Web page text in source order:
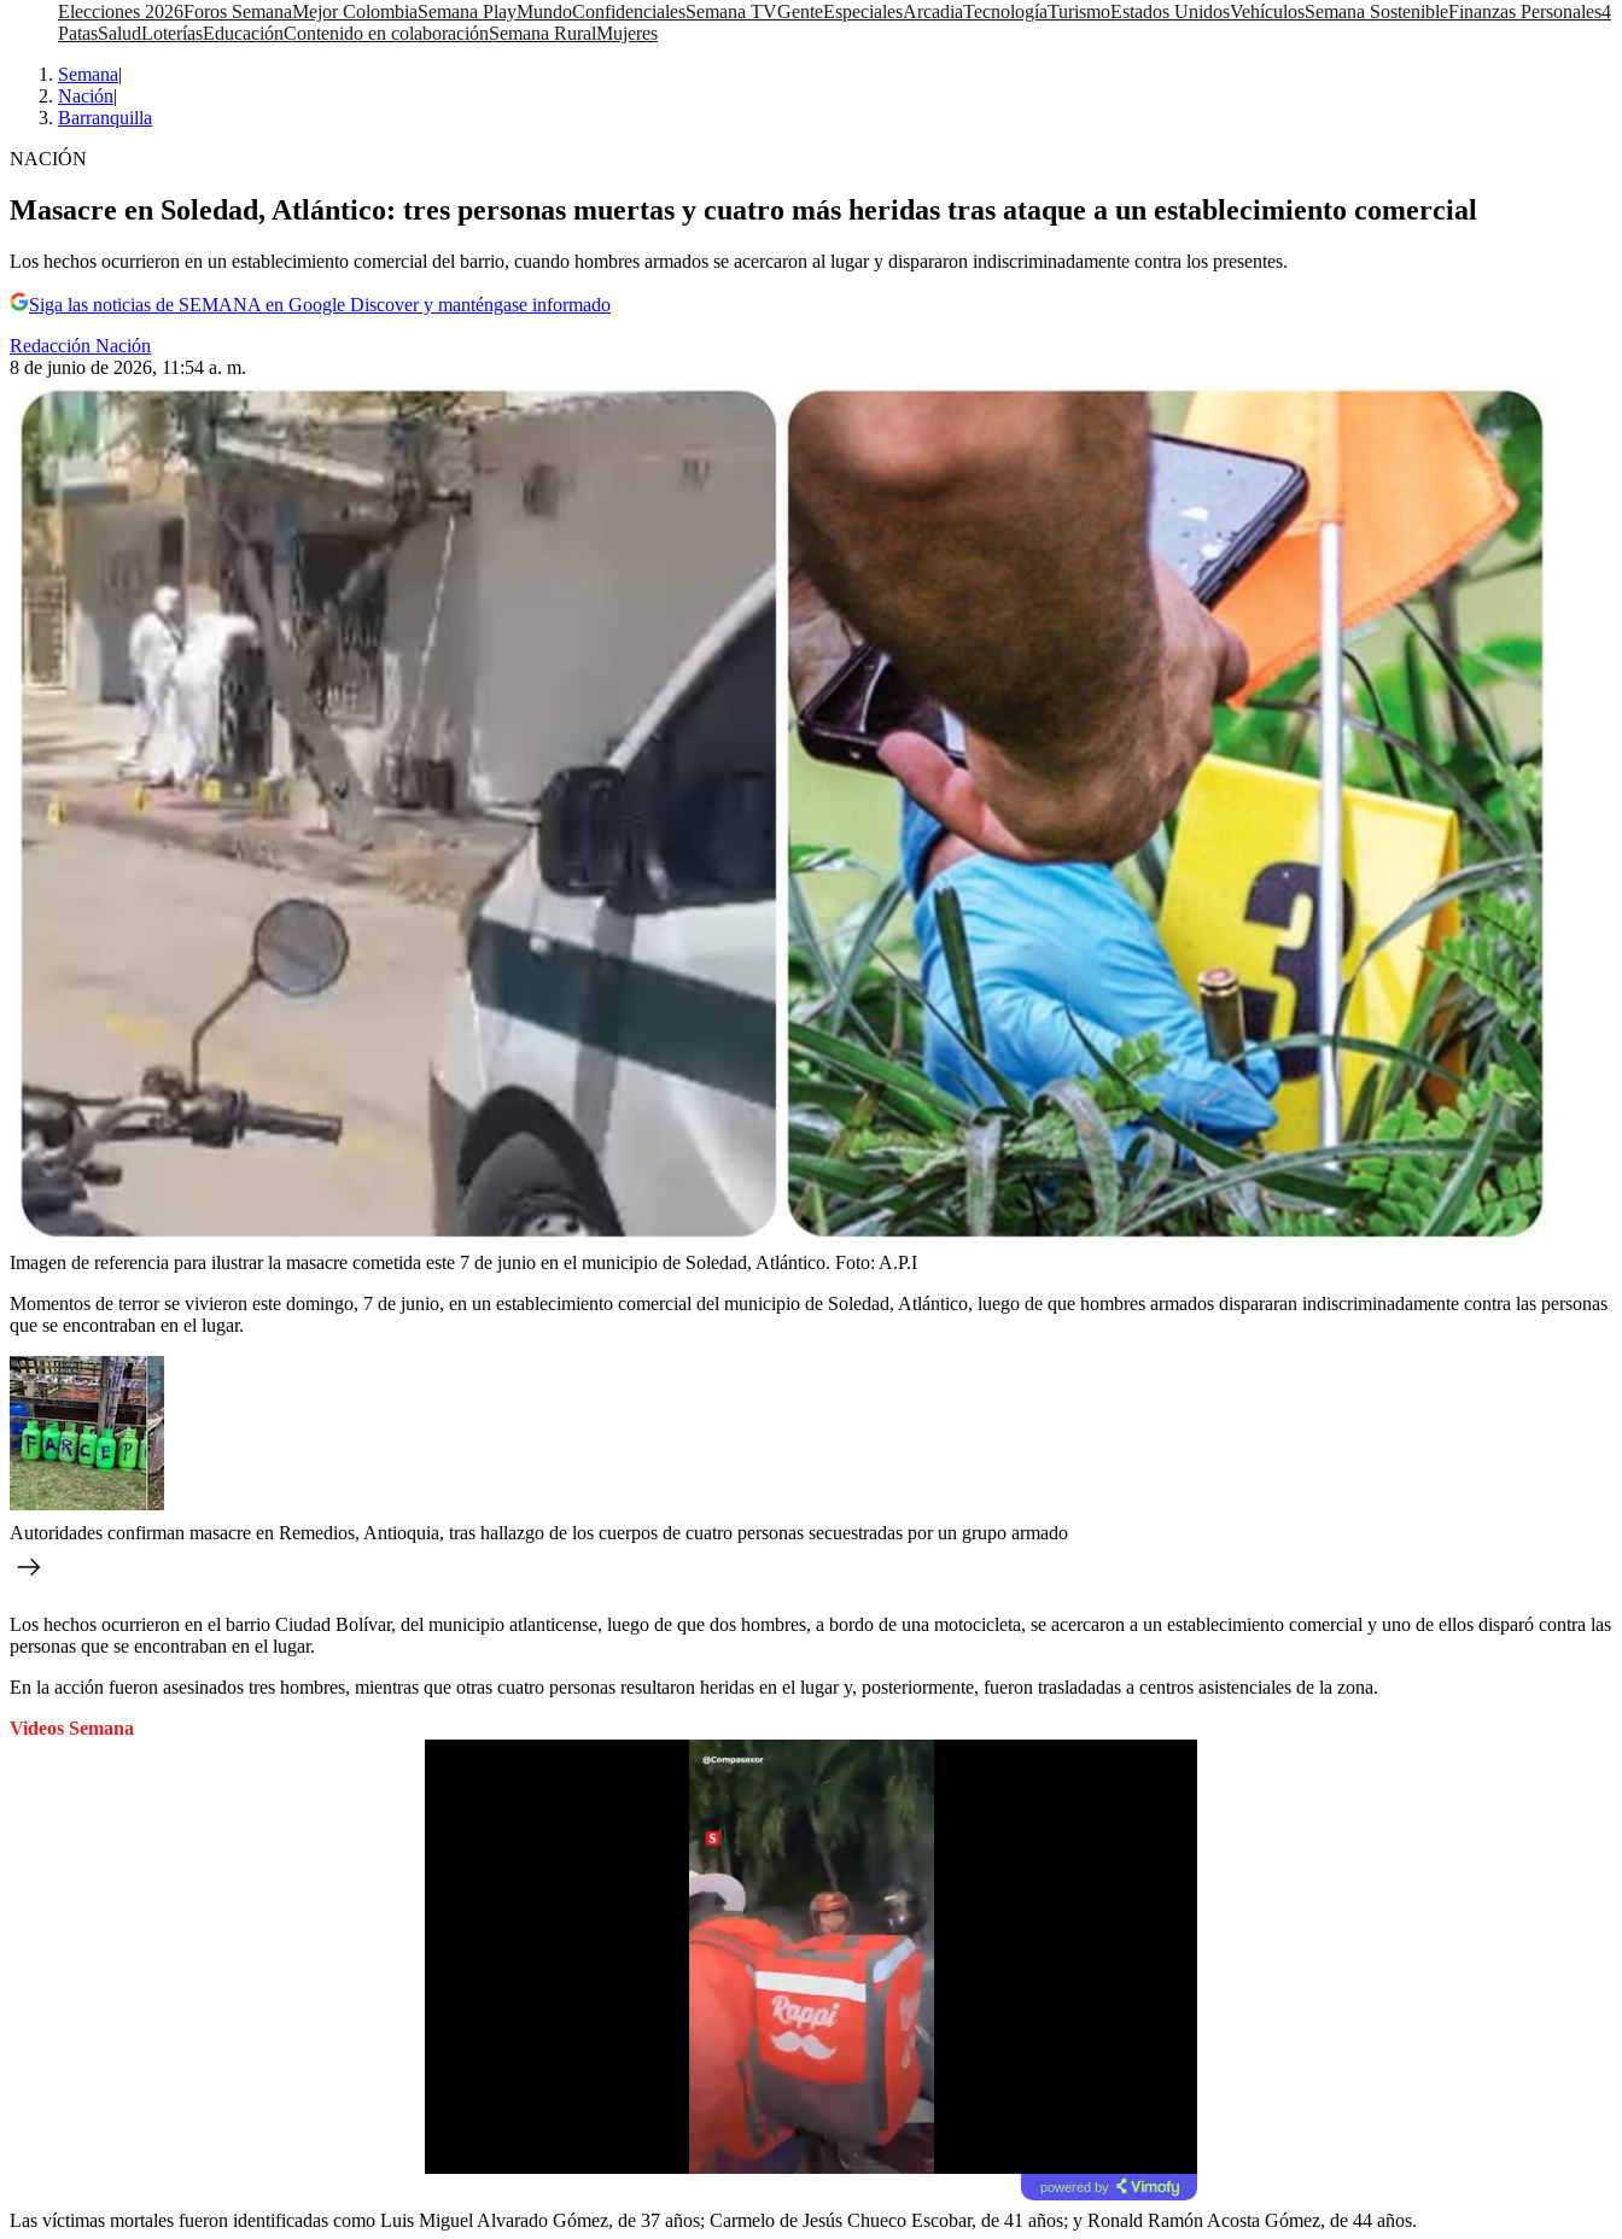
Elecciones 2026Foros SemanaMejor ColombiaSemana PlayMundoConfidencialesSemana TVGenteEspecialesArcadiaTecnologíaTurismoEstados UnidosVehículosSemana SostenibleFinanzas Personales4
PatasSaludLoteríasEducaciónContenido en colaboraciónSemana RuralMujeres
Semana|
Nación|
Barranquilla
NACIÓN
Masacre en Soledad, Atlántico: tres personas muertas y cuatro más heridas tras ataque a un establecimiento comercial
Los hechos ocurrieron en un establecimiento comercial del barrio, cuando hombres armados se acercaron al lugar y dispararon indiscriminadamente contra los presentes.
Siga las noticias de SEMANA en Google Discover y manténgase informado
Redacción Nación
8 de junio de 2026, 11:54 a. m.
Imagen de referencia para ilustrar la masacre cometida este 7 de junio en el municipio de Soledad, Atlántico. Foto: A.P.I
Momentos de terror se vivieron este domingo, 7 de junio, en un establecimiento comercial del municipio de Soledad, Atlántico, luego de que hombres armados dispararan indiscriminadamente contra las personas
que se encontraban en el lugar.
Autoridades confirman masacre en Remedios, Antioquia, tras hallazgo de los cuerpos de cuatro personas secuestradas por un grupo armado
Los hechos ocurrieron en el barrio Ciudad Bolívar, del municipio atlanticense, luego de que dos hombres, a bordo de una motocicleta, se acercaron a un establecimiento comercial y uno de ellos disparó contra las
personas que se encontraban en el lugar.
En la acción fueron asesinados tres hombres, mientras que otras cuatro personas resultaron heridas en el lugar y, posteriormente, fueron trasladadas a centros asistenciales de la zona.
Videos Semana
powered by
Las víctimas mortales fueron identificadas como Luis Miguel Alvarado Gómez, de 37 años; Carmelo de Jesús Chueco Escobar, de 41 años; y Ronald Ramón Acosta Gómez, de 44 años.